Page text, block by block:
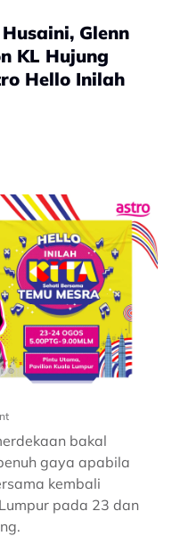
Glenn
KL Hujung
Hello Inilah
bakal
gaya apabila
kembali
pada 23 dan